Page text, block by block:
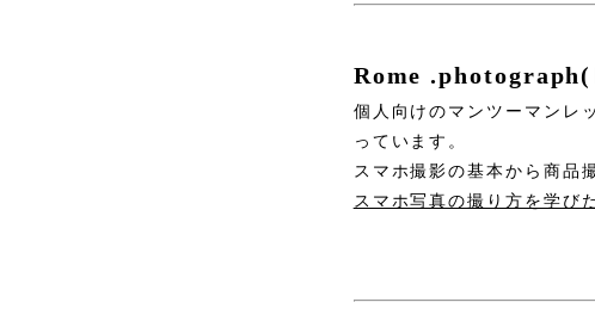
Rome
個人向けのマンツーマンレ
っています。
スマホ撮影の基本から商品
スマホ写真の撮り方を学び